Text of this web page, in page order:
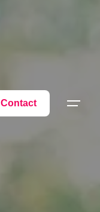
Contact